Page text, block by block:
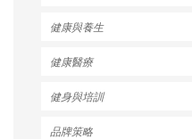
健康與養生
健康醫療
健身與培訓
品牌策略